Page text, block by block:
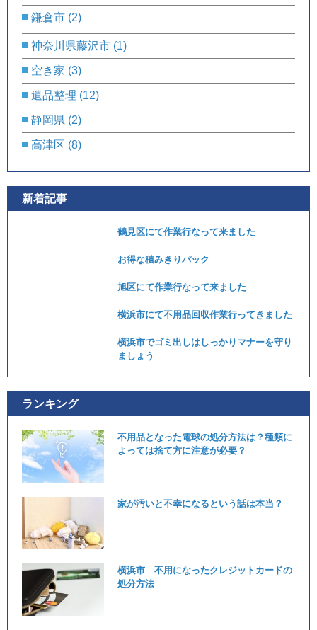
鎌倉市 (2)
神奈川県藤沢市 (1)
空き家 (3)
遺品整理 (12)
静岡県 (2)
高津区 (8)
新着記事
鶴見区にて作業行なって来ました
お得な積みきりパック
旭区にて作業行なって来ました
横浜市にて不用品回収作業行ってきました
横浜市でゴミ出しはしっかりマナーを守り
ましょう
ランキング
不用品となった電球の処分方法は？種類に
よっては捨て方に注意が必要？
家が汚いと不幸になるという話は本当？
横浜市 不用になったクレジットカードの
処分方法